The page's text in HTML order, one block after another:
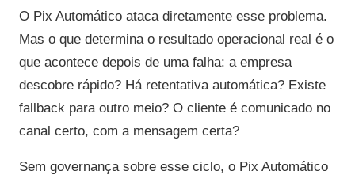
O Pix Automático ataca diretamente esse problema.
Mas o que determina o resultado operacional real é o
que acontece depois de uma falha: a empresa
descobre rápido? Há retentativa automática? Existe
fallback para outro meio? O cliente é comunicado no
canal certo, com a mensagem certa?
Sem governança sobre esse ciclo, o Pix Automático